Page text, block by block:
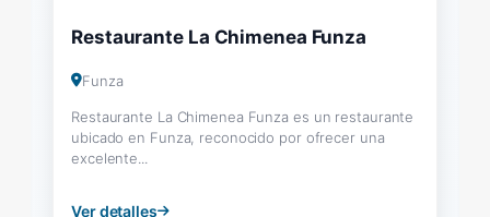
Restaurante La Chimenea Funza
Funza
Restaurante La Chimenea Funza es un restaurante
ubicado en Funza, reconocido por ofrecer una
excelente...
Ver detalles